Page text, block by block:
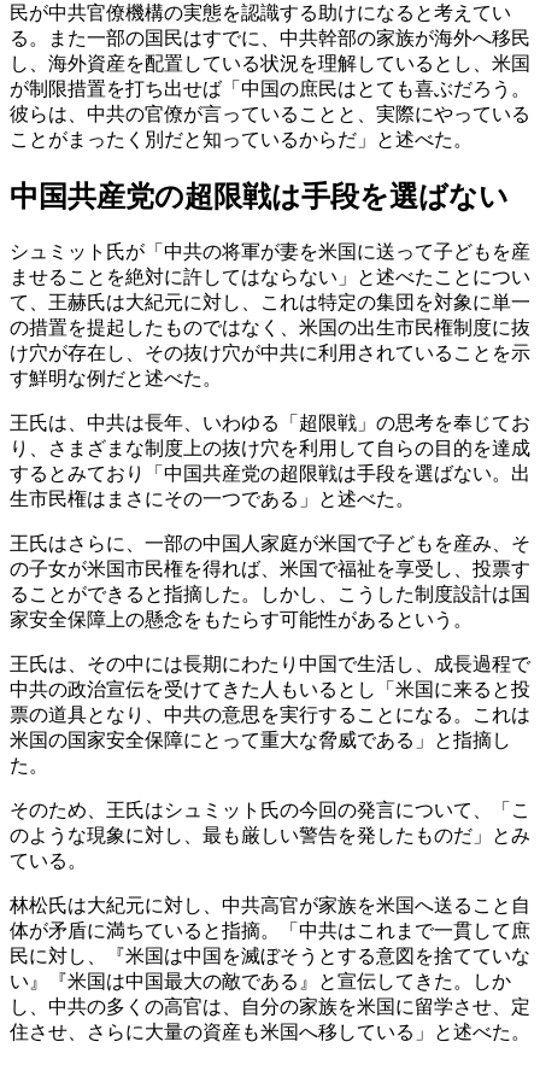
民が中共官僚機構の実態を認識する助けになると考えてい
る。また一部の国民はすでに、中共幹部の家族が海外へ移民
し、海外資産を配置している状況を理解しているとし、米国
が制限措置を打ち出せば「中国の庶民はとても喜ぶだろう。
彼らは、中共の官僚が言っていることと、実際にやっている
ことがまったく別だと知っているからだ」と述べた。
中国共産党の超限戦は手段を選ばない
シュミット氏が「中共の将軍が妻を米国に送って子どもを産
ませることを絶対に許してはならない」と述べたことについ
て、王赫氏は大紀元に対し、これは特定の集団を対象に単一
の措置を提起したものではなく、米国の出生市民権制度に抜
け穴が存在し、その抜け穴が中共に利用されていることを示
す鮮明な例だと述べた。
王氏は、中共は長年、いわゆる「超限戦」の思考を奉じてお
り、さまざまな制度上の抜け穴を利用して自らの目的を達成
するとみており「中国共産党の超限戦は手段を選ばない。出
生市民権はまさにその一つである」と述べた。
王氏はさらに、一部の中国人家庭が米国で子どもを産み、そ
の子女が米国市民権を得れば、米国で福祉を享受し、投票す
ることができると指摘した。しかし、こうした制度設計は国
家安全保障上の懸念をもたらす可能性があるという。
王氏は、その中には長期にわたり中国で生活し、成長過程で
中共の政治宣伝を受けてきた人もいるとし「米国に来ると投
票の道具となり、中共の意思を実行することになる。これは
米国の国家安全保障にとって重大な脅威である」と指摘し
た。
そのため、王氏はシュミット氏の今回の発言について、「こ
のような現象に対し、最も厳しい警告を発したものだ」とみ
ている。
林松氏は大紀元に対し、中共高官が家族を米国へ送ること自
体が矛盾に満ちていると指摘。「中共はこれまで一貫して庶
民に対し、『米国は中国を滅ぼそうとする意図を捨てていな
い』『米国は中国最大の敵である』と宣伝してきた。しか
し、中共の多くの高官は、自分の家族を米国に留学させ、定
住させ、さらに大量の資産も米国へ移している」と述べた。